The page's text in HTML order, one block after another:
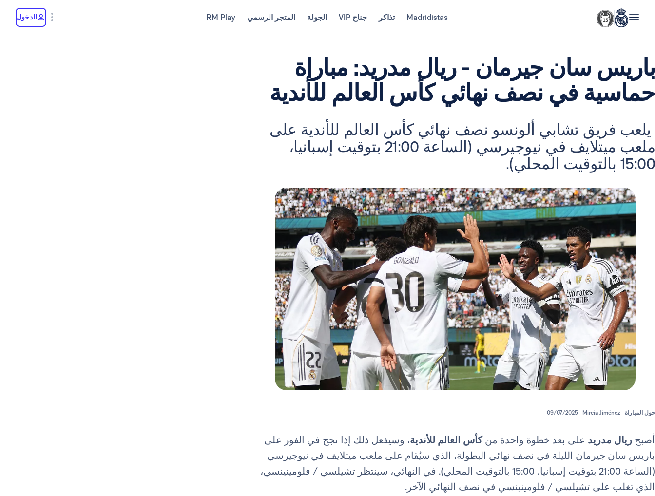
Madridistas تذاكر جناح VIP الجولة المتجر الرسمي RM Play الدخول
باريس سان جيرمان - ريال مدريد: مباراة
حماسية في نصف نهائي كأس العالم للأندية
يلعب فريق تشابي ألونسو نصف نهائي كأس العالم للأندية على
ملعب ميتلايف في نيوجيرسي (الساعة 21:00 بتوقيت إسبانيا،
15:00 بالتوقيت المحلي).
حول المباراة 09/07/2025 Mireia Jiménez
أصبح ريال مدريد على بعد خطوة واحدة منكأس العالم للأندية، وسيفعل ذلك إذا نجح في الفوز على
باريس سان جيرمان الليلة في نصف نهائي البطولة، الذي سيُقام على ملعب ميتلايف في نيوجيرسي
(الساعة 21:00 بتوقيت إسبانيا، 15:00 بالتوقيت المحلي). في النهائي، سينتظر تشيلسي / فلومينينسي،
الذي تغلب على تشيلسي / فلومينينسي في نصف النهائي الآخر.